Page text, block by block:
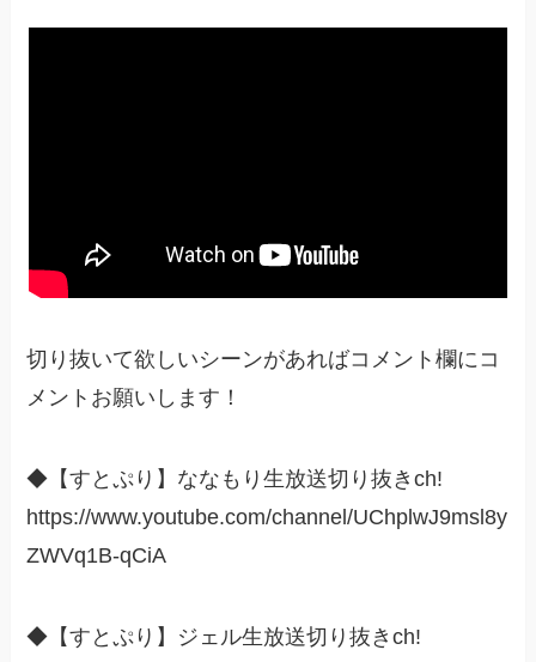
切り抜いて欲しいシーンがあればコメント欄にコ
メントお願いします！
◆【すとぷり】ななもり生放送切り抜きch!
https://www.youtube.com/channel/UChplwJ9msl8y
ZWVq1B-qCiA
◆【すとぷり】ジェル生放送切り抜きch!